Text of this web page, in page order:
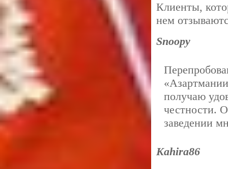
Клиенты,
нем
Snoopy
получаю
честности.
заведении
Kahira86